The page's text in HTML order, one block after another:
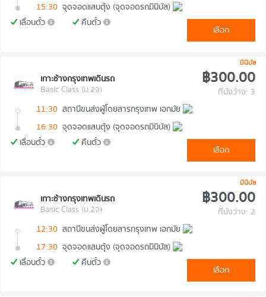
15:30 จุดจอดแสนตุ้ง (จุดจอดรถมินิบัส)
เลื่อนตั๋ว
คืนตั๋ว
เลือก
มินิบัส
เกาะช้างกรุงเทพเดินรถ
Basic Class (ม.2จ)
฿300.00
ที่นั่งว่าง: 3
11:30 สถานีขนส่งผู้โดยสารกรุงเทพ เอกมัย
16:30 จุดจอดแสนตุ้ง (จุดจอดรถมินิบัส)
เลื่อนตั๋ว
คืนตั๋ว
เลือก
มินิบัส
เกาะช้างกรุงเทพเดินรถ
Basic Class (ม.2จ)
฿300.00
ที่นั่งว่าง: 2
12:30 สถานีขนส่งผู้โดยสารกรุงเทพ เอกมัย
17:30 จุดจอดแสนตุ้ง (จุดจอดรถมินิบัส)
เลื่อนตั๋ว
คืนตั๋ว
เลือก